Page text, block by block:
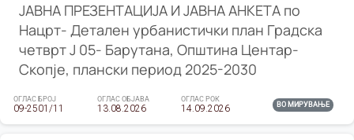
ЈАВНА ПРЕЗЕНТАЦИЈА И ЈАВНА АНКЕТА по
Нацрт- Детален урбанистички план Градска
четврт Ј 05- Барутана, Општина Центар-
Скопје, плански период 2025-2030
ОГЛАС БРОЈ
09-2501/11
ОГЛАС ОБЈАВА
13.08.2026
ОГЛАС РОК
14.09.2026 ВО МИРУВАЊЕ